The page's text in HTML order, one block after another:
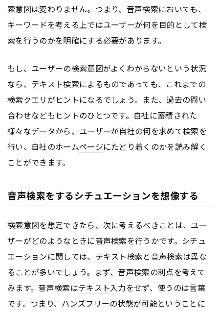
索意図は変わりません。つまり、音声検索においても、
キーワードを考える上ではユーザーが何を目的として検
索を行うのかを明確にする必要があります。
もし、ユーザーの検索意図がよくわからないという状況
なら、 テキスト検索によるものであっても、これまでの
検索クエリがヒントになるでしょう。また、過去の問い
合わせなどもヒントのひとつです。自社に蓄積された
様々なデータから、ユーザーが自社の何を求めて検索を
行い、自社のホームページにたどり着くのかを読み解く
ことができます。
音声検索をするシチュエーションを想像する
検索意図を想定できたら、次に考えるべきことは、ユー
ザーがどのようなときに音声検索を行うかです。シチュ
エーションに関しては、 テキスト検索と音声検索は異な
ることが多いでしょう。まず、音声検索の利点を考えて
みます。音声検索はテキスト入力をせず、使うのは言葉
です。つまり、ハンズフリーの状態が可能ということに